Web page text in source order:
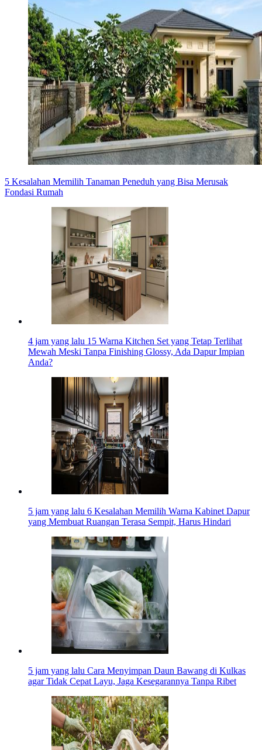
5 Kesalahan Memilih Tanaman Peneduh yang Bisa Merusak
Fondasi Rumah
4 jam yang lalu 15 Warna Kitchen Set yang Tetap Terlihat
Mewah Meski Tanpa Finishing Glossy, Ada Dapur Impian
Anda?
5 jam yang lalu 6 Kesalahan Memilih Warna Kabinet Dapur
yang Membuat Ruangan Terasa Sempit, Harus Hindari
5 jam yang lalu Cara Menyimpan Daun Bawang di Kulkas
agar Tidak Cepat Layu, Jaga Kesegarannya Tanpa Ribet